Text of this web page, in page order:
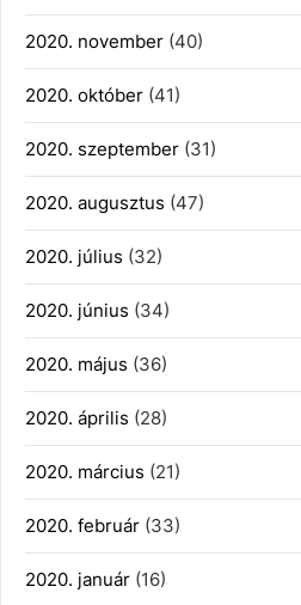
2020. november (40)
2020. október (41)
2020. szeptember (31)
2020. augusztus (47)
2020. július (32)
2020. június (34)
2020. május (36)
2020. április (28)
2020. március (21)
2020. február (33)
2020. január (16)